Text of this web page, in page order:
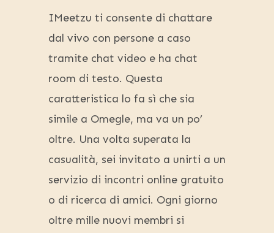
IMeetzu ti consente di chattare
dal vivo con persone a caso
tramite chat video e ha chat
room di testo. Questa
caratteristica lo fa sì che sia
simile a Omegle, ma va un po’
oltre. Una volta superata la
casualità, sei invitato a unirti a un
servizio di incontri online gratuito
o di ricerca di amici. Ogni giorno
oltre mille nuovi membri si